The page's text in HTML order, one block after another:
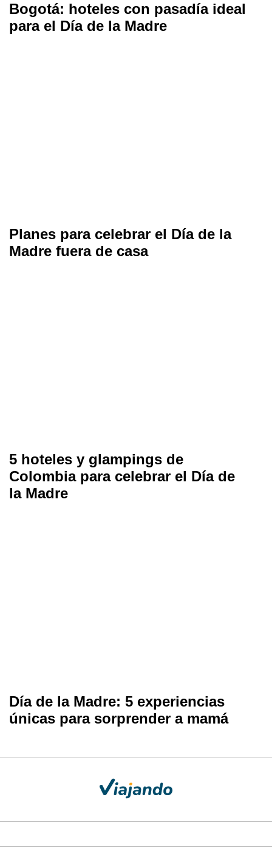
Bogotá: hoteles con pasadía ideal
para el Día de la Madre
Planes para celebrar el Día de la
Madre fuera de casa
5 hoteles y glampings de
Colombia para celebrar el Día de
la Madre
Día de la Madre: 5 experiencias
únicas para sorprender a mamá